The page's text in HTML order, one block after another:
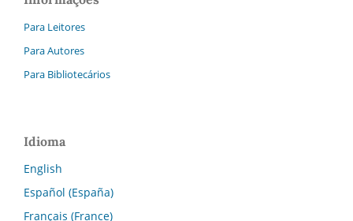
Para Leitores
Para Autores
Para Bibliotecários
Idioma
English
Español (España)
Français (France)